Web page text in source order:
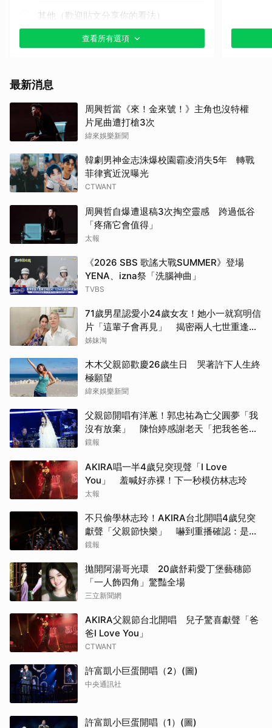
其他（歡迎貼文分享你的看法）
查看所有選項
最新消息
周興哲當《來！金來號！》主角也沒特權
片尾曲遭打槍3次
緯來娛樂新聞
韓劇男神金志洙爆校園霸凌消失5年 轉戰
菲律賓近況曝光
CTWANT
周興哲自爆遭退稿3次掏空靈感 跨過低谷
「疼痛它會值得」
太報
《2026 SBS 歌謠大戰SUMMER》登場
YENA、izna祭「洗腦神曲」
TVBS
71歲男星認愛小24歲女友！她小一就寫明信
片「這輩子會再見」 揭密兩人七世重逢奇
緣
姊妹淘
木木父親節歡慶26歲生日 哭著許下人生終
極願望
緯來娛樂新聞
父親節開唱有洋蔥！郭忠祐為亡父圓夢「我
沒有放棄」 陳怡婷感謝老天「把我爸爸還
給我」
鏡報
AKIRA唱一半4歲兒突現聲「I Love
You」 羞喊好赤裸！下一秒模仿林志玲
太報
不只偷學林志玲！AKIRA台北開唱4歲兒突
獻聲「父親節快樂」 嚇到重播確認：是我
兒子
鏡報
拋開阿湯哥光環 20歲舒莉愛丁堡藝穗節
「一人飾四角」驚豔全場
三立新聞網
AKIRA父親節台北開唱 兒子驚喜獻聲「爸
爸I Love You」
CTWANT
許富凱小巨蛋開唱（2）(圖)
中央通訊社
許富凱小巨蛋開唱（1）(圖)